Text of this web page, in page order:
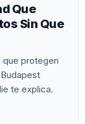
Que
Sin Que
que protegen
te explica.